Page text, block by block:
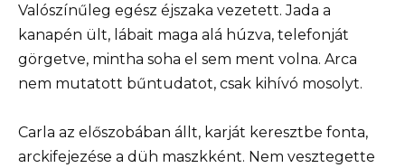
Valószínűleg egész éjszaka vezetett. Jada a
kanapén ült, lábait maga alá húzva, telefonját
görgetve, mintha soha el sem ment volna. Arca
nem mutatott bűntudatot, csak kihívó mosolyt.
Carla az előszobában állt, karját keresztbe fonta,
arckifejezése a düh maszkként. Nem vesztegette